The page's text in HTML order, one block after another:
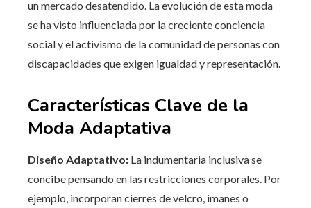
un mercado desatendido. La evolución de esta moda
se ha visto influenciada por la creciente conciencia
social y el activismo de la comunidad de personas con
discapacidades que exigen igualdad y representación.
Características Clave de la
Moda Adaptativa
Diseño Adaptativo: La indumentaria inclusiva se
concibe pensando en las restricciones corporales. Por
ejemplo, incorporan cierres de velcro, imanes o